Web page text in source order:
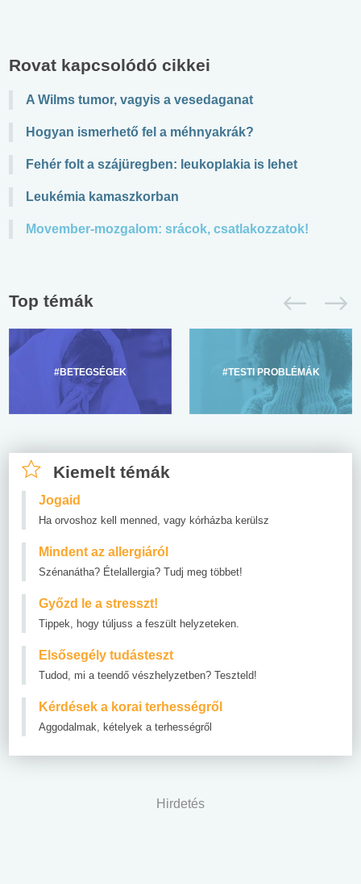
Rovat kapcsolódó cikkei
A Wilms tumor, vagyis a vesedaganat
Hogyan ismerhető fel a méhnyakrák?
Fehér folt a szájüregben: leukoplakia is lehet
Leukémia kamaszkorban
Movember-mozgalom: srácok, csatlakozzatok!
Top témák
#BETEGSÉGEK #TESTI PROBLÉMÁK
Kiemelt témák
Jogaid
Ha orvoshoz kell menned, vagy kórházba kerülsz
Mindent az allergiáról
Szénanátha? Ételallergia? Tudj meg többet!
Győzd le a stresszt!
Tippek, hogy túljuss a feszült helyzeteken.
Elsősegély tudásteszt
Tudod, mi a teendő vészhelyzetben? Teszteld!
Kérdések a korai terhességről
Aggodalmak, kételyek a terhességről
Hirdetés